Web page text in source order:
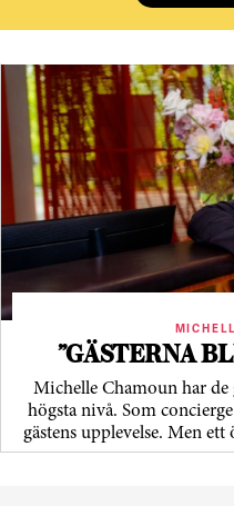
”GÄSTERNA
Michelle Chamoun har de
högsta nivå. Som
gästens upp­levelse. Men